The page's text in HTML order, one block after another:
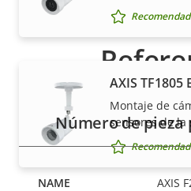
AXIS
Montaje de
sensores de la
Número de pieza
AXIS